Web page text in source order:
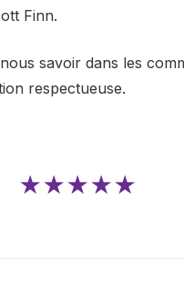
Finn.
savoir dans les
respectueuse.
★★★★★